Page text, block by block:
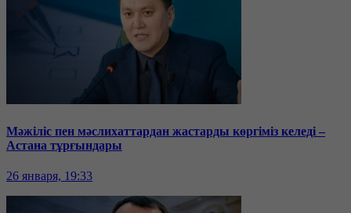
Мәжіліс пен мәслихаттардан жастарды көргіміз келеді –
Астана тұрғындары
26 января, 19:33